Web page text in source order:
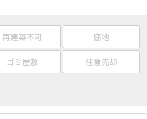
再建築不可 底地
ゴミ屋敷 任意売却